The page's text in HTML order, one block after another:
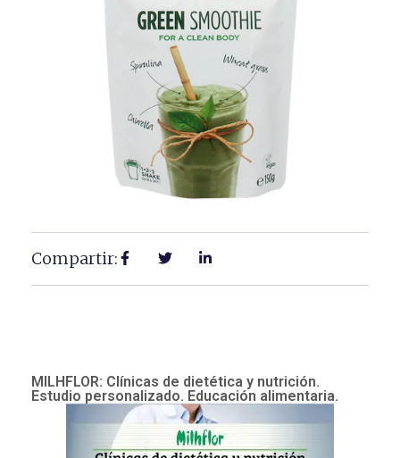
Compartir:
MILHFLOR: Clínicas de dietética y nutrición.
Estudio personalizado. Educación alimentaria.